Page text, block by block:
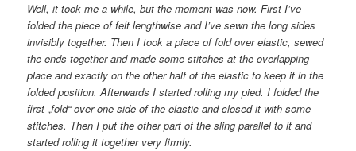
Well, it took me a while, but the moment was now. First I’ve
folded the piece of felt lengthwise and I’ve sewn the long sides
invisibly together. Then I took a piece of fold over elastic, sewed
the ends together and made some stitches at the overlapping
place and exactly on the other half of the elastic to keep it in the
folded position. Afterwards I started rolling my pied. I folded the
first „fold“ over one side of the elastic and closed it with some
stitches. Then I put the other part of the sling parallel to it and
started rolling it together very firmly.